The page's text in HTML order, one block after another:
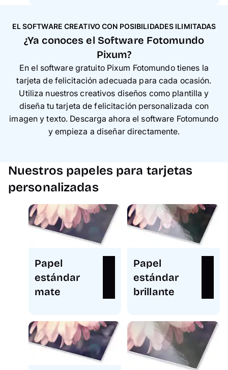
EL SOFTWARE CREATIVO CON POSIBILIDADES ILIMITADAS
¿Ya conoces el Software Fotomundo
Pixum?
En el software gratuito Pixum Fotomundo tienes la
tarjeta de felicitación adecuada para cada ocasión.
Utiliza nuestros creativos diseños como plantilla y
diseña tu tarjeta de felicitación personalizada con
imagen y texto. Descarga ahora el software Fotomundo
y empieza a diseñar directamente.
Nuestros papeles para tarjetas
personalizadas
Papel
estándar
mate
Papel
estándar
brillante